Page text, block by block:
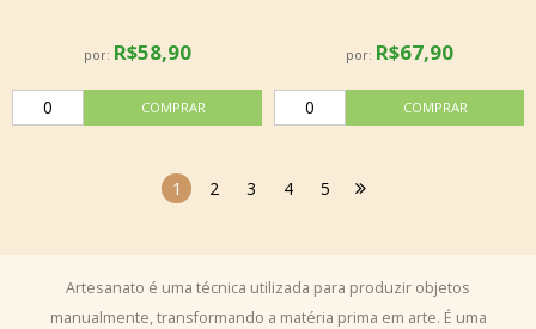
por: R$58,90 por: R$67,90
1 2 3 4 5
Artesanato é uma técnica utilizada para produzir objetos
manualmente, transformando a matéria prima em arte. É uma